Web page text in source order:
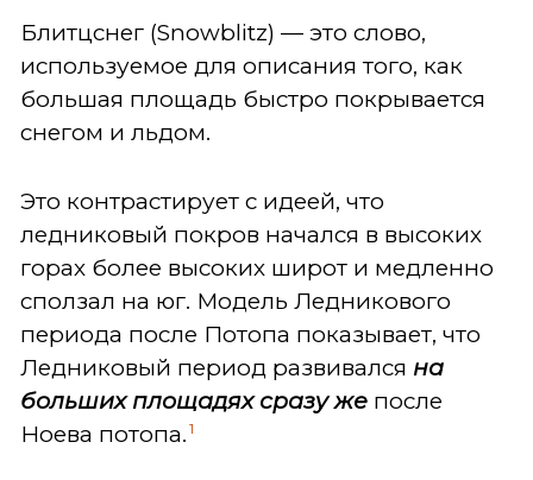
Блитцснег (Snowblitz) — это слово,
используемое для описания того, как
большая площадь быстро покрывается
снегом и льдом.
Это контрастирует с идеей, что
ледниковый покров начался в высоких
горах более высоких широт и медленно
сползал на юг. Модель Ледникового
периода после Потопа показывает, что
Ледниковый период развивался на
больших площадях сразу же после
Ноева потопа. 1